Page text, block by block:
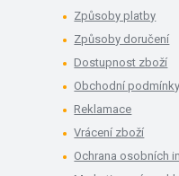
Způsoby platby
Způsoby doručení
Dostupnost zboží
Obchodní podmínky
Reklamace
Vrácení zboží
Ochrana osobních